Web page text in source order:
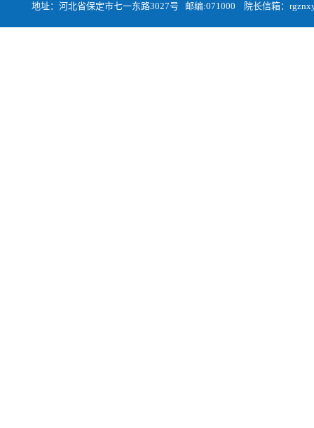
地址：河北省保定市七一东路3027号 邮编:071000 院长信箱：